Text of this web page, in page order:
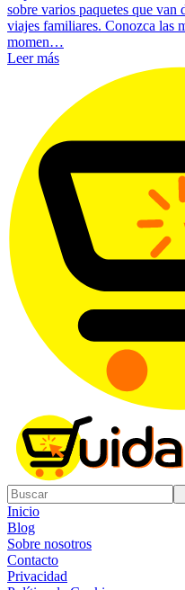
sobre varios paquetes que van
viajes familiares. Conozca las
momen…
Leer más
Inicio
Blog
Sobre nosotros
Contacto
Privacidad